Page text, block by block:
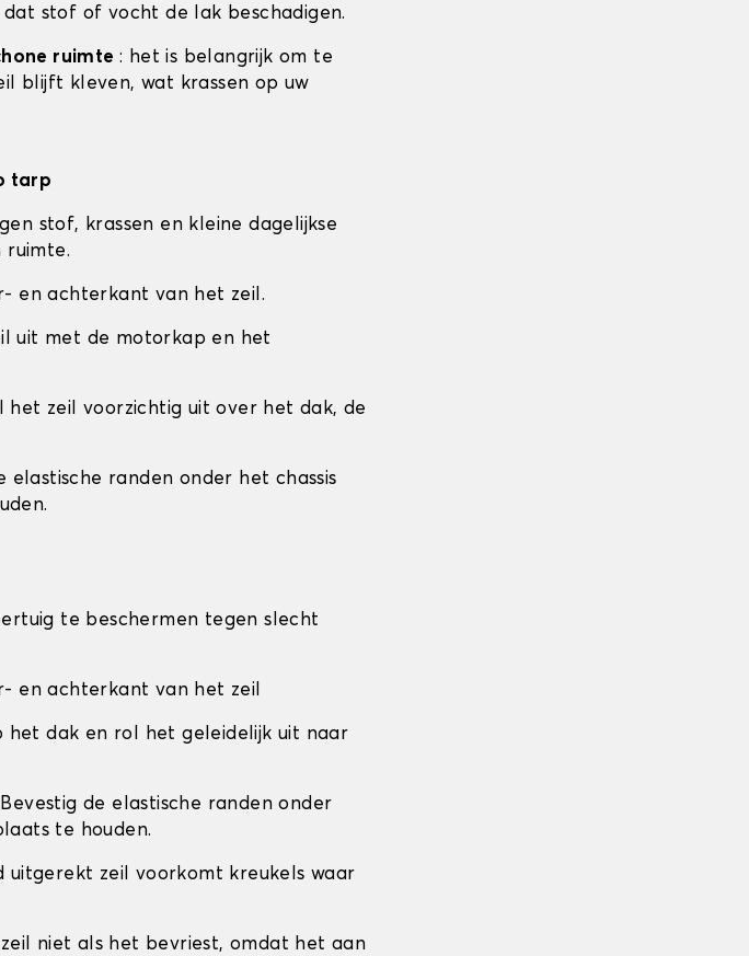
stof of vocht de lak beschadigen.
ruimte : het is belangrijk om te
blijft kleven, wat krassen op uw
tarp
stof, krassen en kleine dagelijkse
ruimte.
en achterkant van het zeil.
uit met de motorkap en het
het zeil voorzichtig uit over het dak, de
elastische randen onder het chassis
te beschermen tegen slecht
en achterkant van het zeil
het dak en rol het geleidelijk uit naar
de elastische randen onder
te houden.
uitgerekt zeil voorkomt kreukels waar
niet als het bevriest, omdat het aan